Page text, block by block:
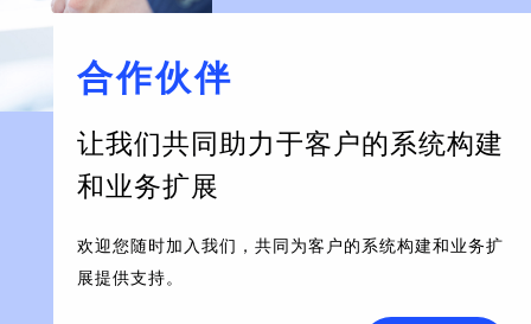
合作伙伴
让我们共同助力于客户的系统构建
和业务扩展
欢迎您随时加入我们，共同为客户的系统构建和业务扩
展提供支持。